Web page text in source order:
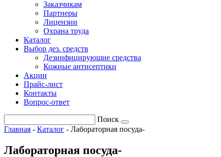
Заказчикам
Партнеры
Лицензии
Охрана труда
Каталог
Выбор дез. средств
Дезинфицирующие средства
Кожные антисептики
Акции
Прайс-лист
Контакты
Вопрос-ответ
Поиск
Главная - Каталог - Лабораторная посуда-
Лабораторная посуда-